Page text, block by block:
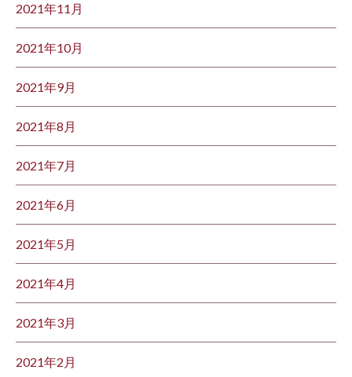
2021年11月
2021年10月
2021年9月
2021年8月
2021年7月
2021年6月
2021年5月
2021年4月
2021年3月
2021年2月